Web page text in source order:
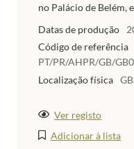
no Palácio de Belém,
Datas de produção
Código de referência
PT/PR/AHPR/GB/
Localização física
Ver registo
Adicionar à lista